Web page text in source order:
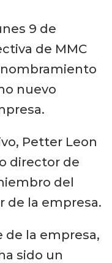
9 de
de MMC
nuevo
Petter Leon
director de
del
de la empresa.
de la empresa,
sido un